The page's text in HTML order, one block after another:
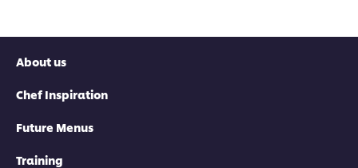
About us
Chef Inspiration
Future Menus
Training